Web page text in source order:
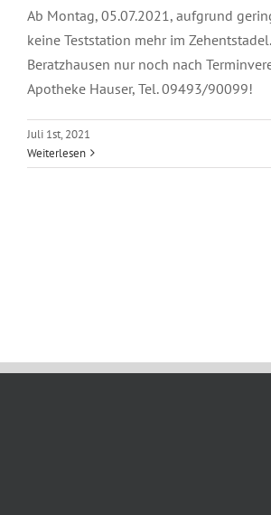
Ab Montag, 05.07.2021, aufgrund
keine Teststation mehr im
Beratzhausen nur noch nach
Apotheke Hauser, Tel. 09493/90099!
Juli 1st, 2021
Weiterlesen